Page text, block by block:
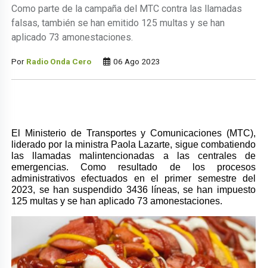
Como parte de la campaña del MTC contra las llamadas
falsas, también se han emitido 125 multas y se han
aplicado 73 amonestaciones.
Por Radio Onda Cero 06 Ago 2023
El Ministerio de Transportes y Comunicaciones (MTC),
liderado por la ministra Paola Lazarte, sigue combatiendo
las llamadas malintencionadas a las centrales de
emergencias. Como resultado de los procesos
administrativos efectuados en el primer semestre del
2023, se han suspendido 3436 líneas, se han impuesto
125 multas y se han aplicado 73 amonestaciones.